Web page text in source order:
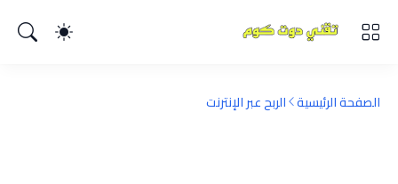
الصفحة الرئيسية الربح عبر الإنترنت